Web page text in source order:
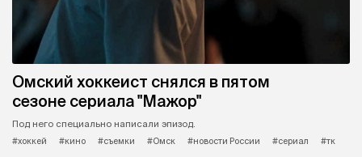
Омский хоккеист снялся в пятом
сезоне сериала "Мажор"
Под него специально написали эпизод.
#хоккей
#кино #съемки #Омск #новости России #сериал #тк